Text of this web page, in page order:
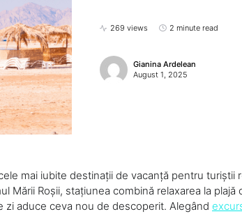
269 views 2 minute read
Gianina Ardelean
August 1, 2025
mai iubite destinații de vacanță pentru turiștii
Mării Roșii, stațiunea combină relaxarea la plajă
zi aduce ceva nou de descoperit. Alegând